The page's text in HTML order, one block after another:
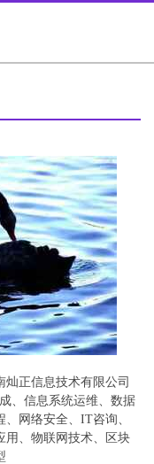
正信息技术有限公司
、信息系统运维、数据
网络安全、IT咨询、
、物联网技术、区块